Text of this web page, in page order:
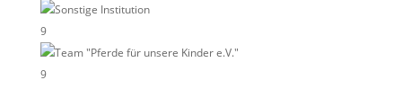
Sonstige Institution
9
Team "Pferde für unsere Kinder e.V."
9